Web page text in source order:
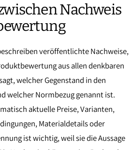
Nachweis
veröffentlichte Nachweise,
aus allen denkbaren
welcher Gegenstand in den
welcher Normbezug genannt ist.
aktuelle Preise, Varianten,
Materialdetails oder
ist wichtig, weil sie die Aussage